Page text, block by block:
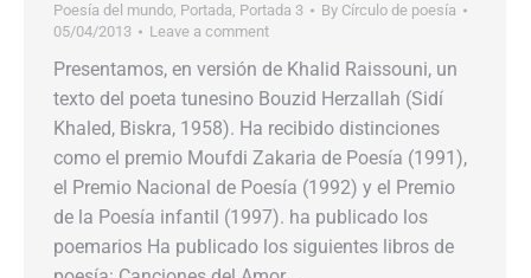
Poesía del mundo, Portada, Portada 3 By Círculo de poesía
05/04/2013
Leave a comment
Presentamos, en versión de Khalid Raissouni, un
texto del poeta tunesino Bouzid Herzallah (Sidí
Khaled, Biskra, 1958). Ha recibido distinciones
como el premio Moufdi Zakaria de Poesía (1991),
el Premio Nacional de Poesía (1992) y el Premio
de la Poesía infantil (1997). ha publicado los
poemarios Ha publicado los siguientes libros de